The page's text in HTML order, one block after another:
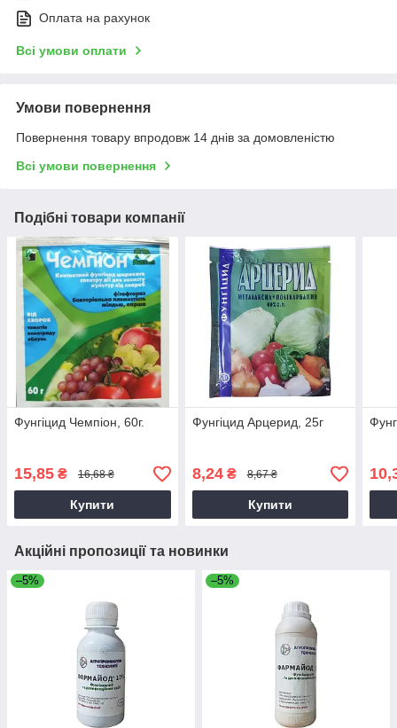
Оплата на рахунок
Всі умови оплати
Умови повернення
Повернення товару впродовж 14 днів за домовленістю
Всі умови повернення
Подібні товари компанії
Фунгіцид Чемпіон, 60г.
15,85 ₴ 16,68 ₴
Купити
Фунгіцид Арцерид, 25г
8,24₴ 8,67 ₴
Купити
Акційні пропозиції та новинки
–5% –5%